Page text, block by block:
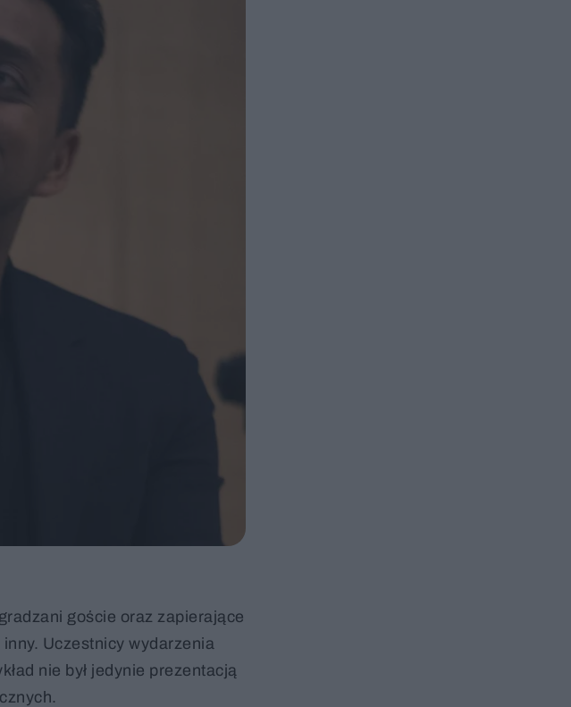
goście oraz zapierające
inny. Uczestnicy wydarzenia
nie był jedynie prezentacją